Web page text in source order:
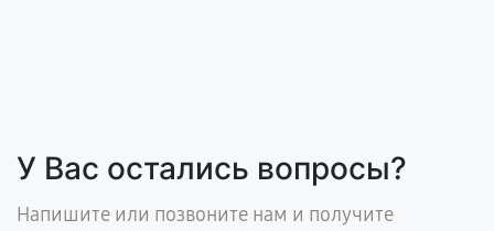
У Вас остались вопросы?
Напишите или позвоните нам и получите